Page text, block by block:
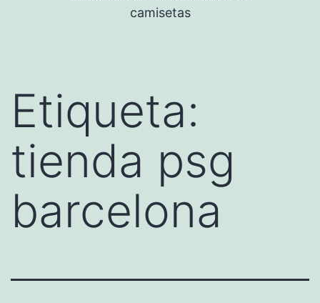
camisetas
Etiqueta:
tienda psg
barcelona